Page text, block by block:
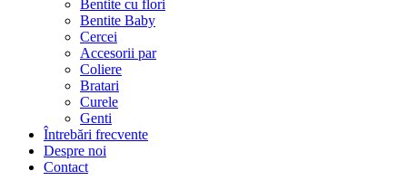
Bentite cu flori
Bentite Baby
Cercei
Accesorii par
Coliere
Bratari
Curele
Genti
Întrebări frecvente
Despre noi
Contact